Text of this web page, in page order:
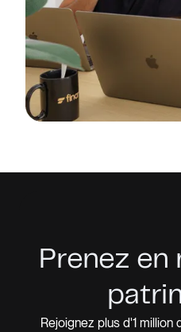
Prenez
Rejoignez plus d'1